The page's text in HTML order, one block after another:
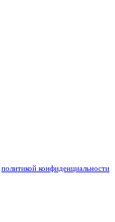
политикой конфиденциальности